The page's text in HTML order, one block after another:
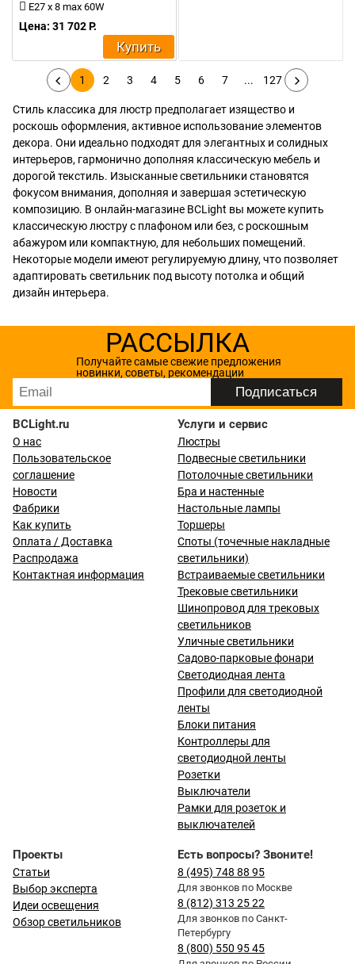
E27 x 8 max 60W
Цена: 31 702 Р.
Купить
1 2 3 4 5 6 7 ... 127
Стиль классика для люстр предполагает изящество и
роскошь оформления, активное использование элементов
декора. Они идеально подходят для элегантных и солидных
интерьеров, гармонично дополняя классическую мебель и
дорогой текстиль. Изысканные светильники становятся
фокусом внимания, дополняя и завершая эстетическую
композицию. В онлайн-магазине BCLight вы можете купить
классическую люстру с плафоном или без, с роскошным
абажуром или компактную, для небольших помещений.
Некоторые модели имеют регулируемую длину, что позволяет
адаптировать светильник под высоту потолка и общий
дизайн интерьера.
РАССЫЛКА
Получайте самые свежие предложения
новинки, советы, рекомендации
BCLight.ru
О нас
Пользовательское
соглашение
Новости
Фабрики
Как купить
Оплата / Доставка
Распродажа
Контактная информация
Услуги и сервис
Люстры
Подвесные светильники
Потолочные светильники
Бра и настенные
Настольные лампы
Торшеры
Споты (точечные накладные
светильники)
Встраиваемые светильники
Трековые светильники
Шинопровод для трековых
светильников
Уличные светильники
Садово-парковые фонари
Светодиодная лента
Профили для светодиодной
ленты
Блоки питания
Контроллеры для
светодиодной ленты
Розетки
Выключатели
Рамки для розеток и
выключателей
Проекты
Статьи
Выбор эксперта
Идеи освещения
Обзор светильников
Есть вопросы? Звоните!
8 (495) 748 88 95
Для звонков по Москве
8 (812) 313 25 22
Для звонков по Санкт-
Петербургу
8 (800) 550 95 45